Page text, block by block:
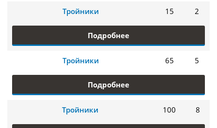
Тройники 15 2
Подробнее
Тройники 65 5
Подробнее
Тройники 100 8